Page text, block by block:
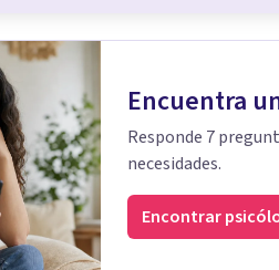
Encuentra
Responde 7
necesidades.
Encontrar